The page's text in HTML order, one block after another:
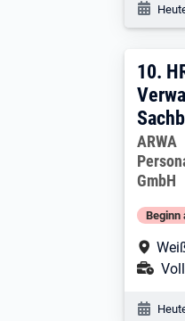
10.
10.
ARWA
GmbH
Beginn